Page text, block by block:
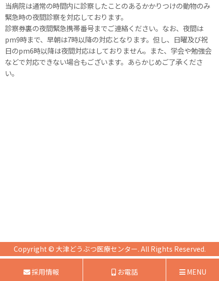
当病院は通常の時間内に診察したことのあるかかりつけの動物のみ
緊急時の夜間診察を対応しております。
診察券裏の夜間緊急携帯番号までご連絡ください。なお、夜間は
pm9時まで、早朝は7時以降の対応となります。但し、日曜及び祝
日のpm6時以降は夜間対応はしておりません。また、学会や勉強会
などで対応できない場合もございます。あらかじめご了承くださ
い。
Copyright © 大津どうぶつ医療センター. All Rights Reserved.
採用情報 お電話 MENU